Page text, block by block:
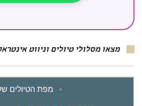
מצאו מסלולי טיולים וניווט